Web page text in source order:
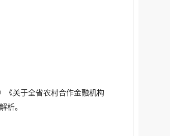
《关于全省农村合作金融机构
析。